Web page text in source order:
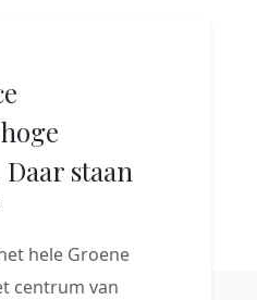
staan
hele Groene
centrum van